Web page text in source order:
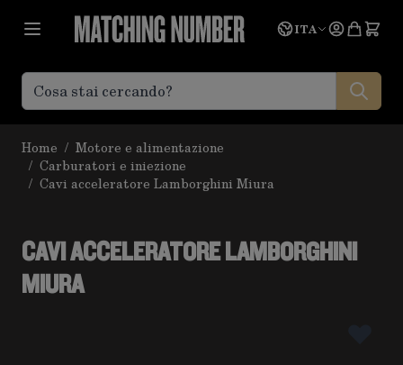
Lingua
ITA
Home / Motore e alimentazione
/ Carburatori e iniezione
/ Cavi acceleratore Lamborghini Miura
CAVI ACCELERATORE LAMBORGHINI
MIURA